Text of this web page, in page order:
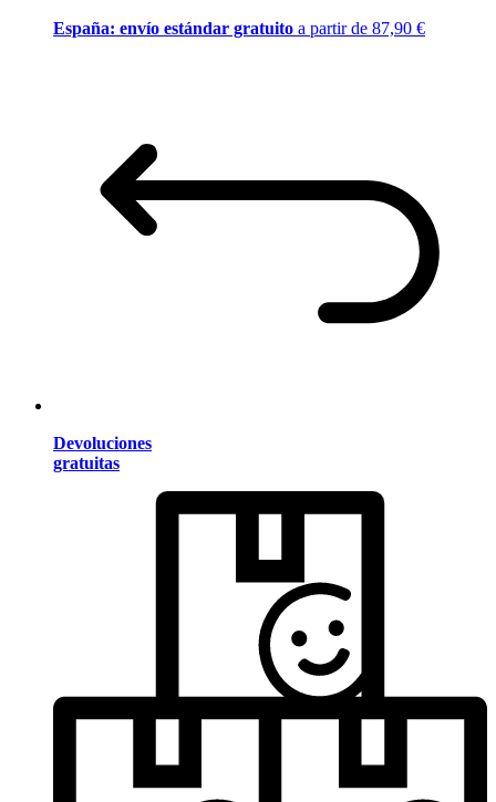
España: envío estándar gratuito a partir de 87,90 €
Devoluciones
gratuitas